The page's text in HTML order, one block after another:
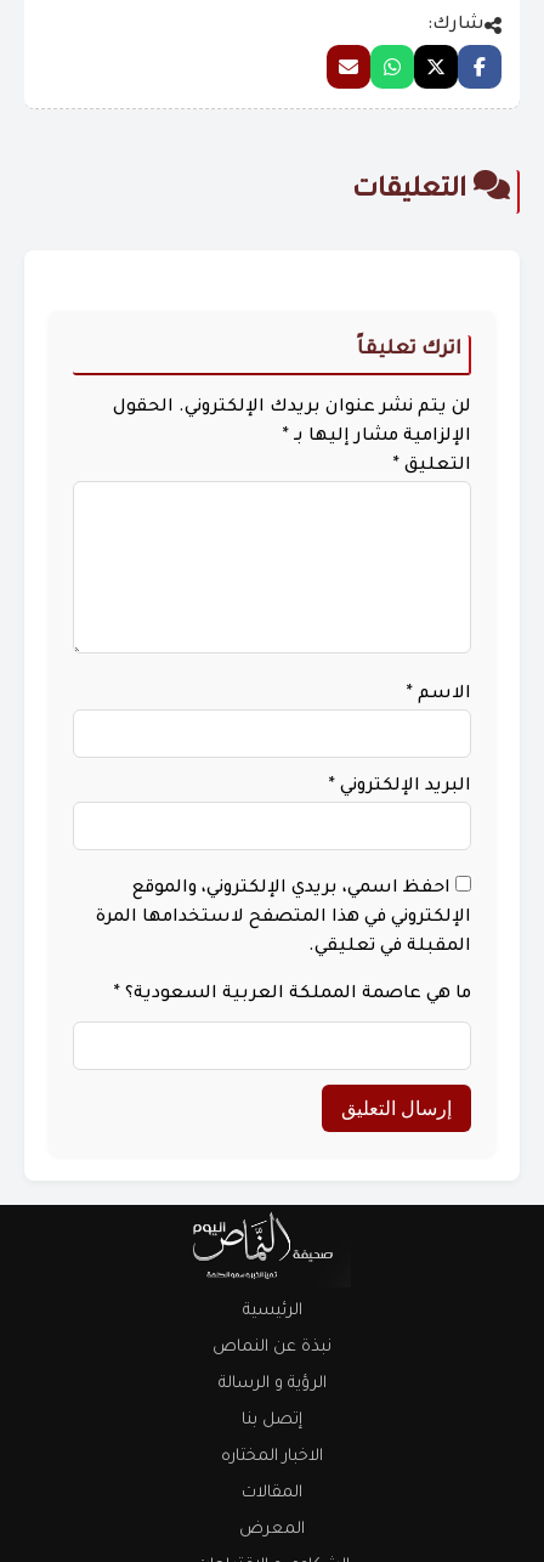
شارك:
التعليقات
اترك تعليقاً
لن يتم نشر عنوان بريدك الإلكتروني. الحقول
الإلزامية مشار إليها بـ *
التعليق *
الاسم *
البريد الإلكتروني *
احفظ اسمي، بريدي الإلكتروني، والموقع
الإلكتروني في هذا المتصفح لاستخدامها المرة
المقبلة في تعليقي.
ما هي عاصمة المملكة العربية السعودية؟ *
الرئيسية
نبذة عن النماص
الرؤية و الرسالة
إتصل بنا
الاخبار المختاره
المقالات
المعرض